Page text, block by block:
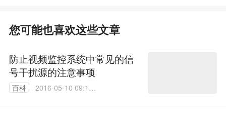
您可能也喜欢这些文章
防止视频监控系统中常见的信
号干扰源的注意事项
百科
2016-05-10 09:18: